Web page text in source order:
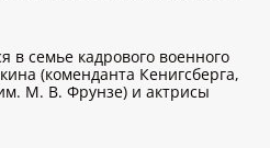
в семье кадрового военного
(коменданта Кенигсберга,
М. В. Фрунзе) и актрисы